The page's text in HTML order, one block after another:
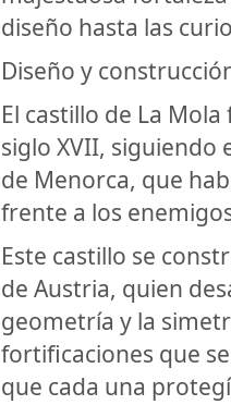
diseño hasta las
Diseño y
El castillo de La
siglo XVII, siguiendo
de Menorca, que
frente a los
Este castillo se
de Austria, quien
geometría y la
fortificaciones que
que cada una